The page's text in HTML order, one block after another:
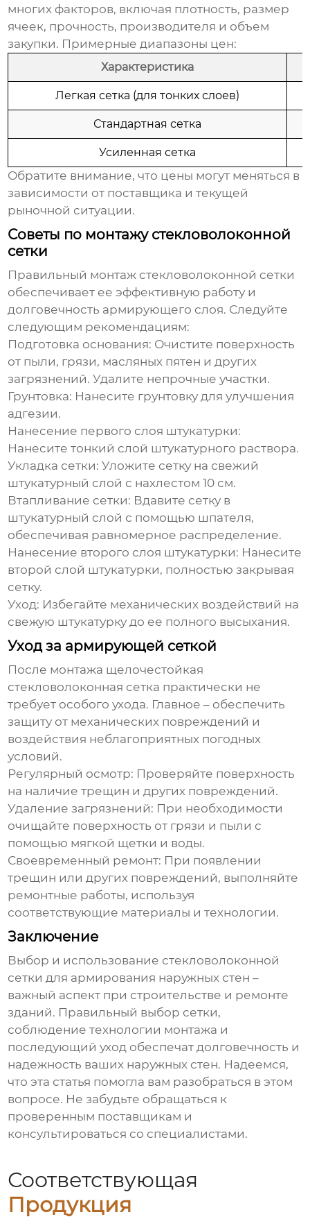
многих факторов, включая плотность, размер
ячеек, прочность, производителя и объем
закупки. Примерные диапазоны цен:
Характеристика
Легкая сетка (для тонких слоев)
Стандартная сетка
Усиленная сетка
Обратите внимание, что цены могут меняться в
зависимости от поставщика и текущей
рыночной ситуации.
Советы по монтажу стекловолоконной
сетки
Правильный монтаж стекловолоконной сетки
обеспечивает ее эффективную работу и
долговечность армирующего слоя. Следуйте
следующим рекомендациям:
Подготовка основания: Очистите поверхность
от пыли, грязи, масляных пятен и других
загрязнений. Удалите непрочные участки.
Грунтовка: Нанесите грунтовку для улучшения
адгезии.
Нанесение первого слоя штукатурки:
Нанесите тонкий слой штукатурного раствора.
Укладка сетки: Уложите сетку на свежий
штукатурный слой с нахлестом 10 см.
Втапливание сетки: Вдавите сетку в
штукатурный слой с помощью шпателя,
обеспечивая равномерное распределение.
Нанесение второго слоя штукатурки: Нанесите
второй слой штукатурки, полностью закрывая
сетку.
Уход: Избегайте механических воздействий на
свежую штукатурку до ее полного высыхания.
Уход за армирующей сеткой
После монтажа щелочестойкая
стекловолоконная сетка практически не
требует особого ухода. Главное – обеспечить
защиту от механических повреждений и
воздействия неблагоприятных погодных
условий.
Регулярный осмотр: Проверяйте поверхность
на наличие трещин и других повреждений.
Удаление загрязнений: При необходимости
очищайте поверхность от грязи и пыли с
помощью мягкой щетки и воды.
Своевременный ремонт: При появлении
трещин или других повреждений, выполняйте
ремонтные работы, используя
соответствующие материалы и технологии.
Заключение
Выбор и использование стекловолоконной
сетки для армирования наружных стен –
важный аспект при строительстве и ремонте
зданий. Правильный выбор сетки,
соблюдение технологии монтажа и
последующий уход обеспечат долговечность и
надежность ваших наружных стен. Надеемся,
что эта статья помогла вам разобраться в этом
вопросе. Не забудьте обращаться к
проверенным поставщикам и
консультироваться со специалистами.
Соответствующая
Продукция